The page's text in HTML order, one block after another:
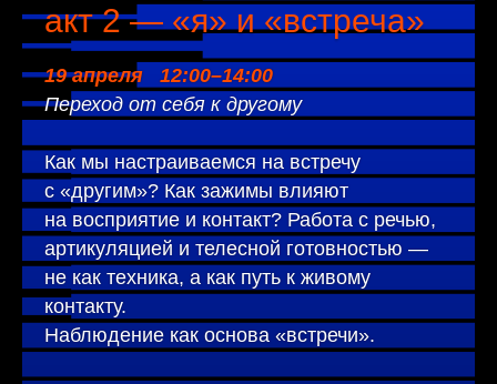
акт 2 — «я» и «встреча»
19 апреля 12:00–14:00
Переход от себя к другому
Как мы настраиваемся на встречу
с «другим»? Как зажимы влияют
на восприятие и контакт? Работа с речью,
артикуляцией и телесной готовностью —
не как техника, а как путь к живому
контакту.
Наблюдение как основа «встречи».